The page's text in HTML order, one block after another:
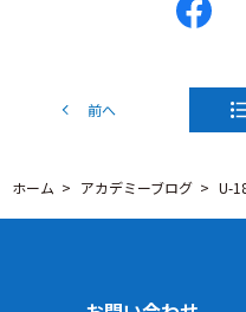
前へ
ホーム アカデミーブログ U-